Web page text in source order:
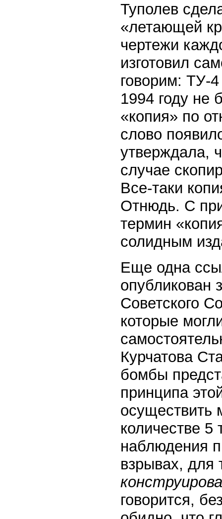
Туполев
«летающей
чертежи
изготовил
говорим: ТУ-
1994 году не
«копия» по
слово
утверждала,
случае
Все-таки
Отнюдь. С
термин
солидным
Еще одна
опубликован
Советского
которые
Курчатова
бомбы
принципа
осуществить
количестве 5
наблюдения
взрывах, для
говорится,